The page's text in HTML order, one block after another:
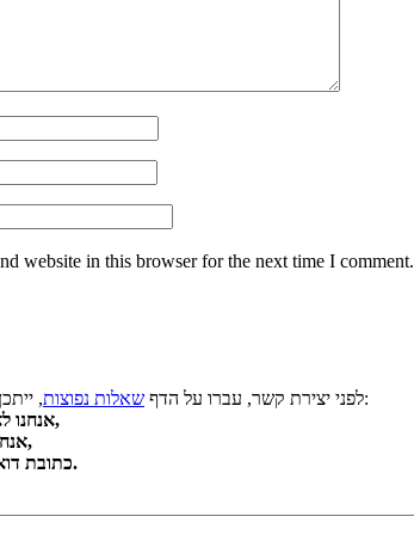
website in this browser for the next time I comment.
לפני יצירת קשר, עברו על הדף שאלות נפוצות
, ייתכן וכבר ענינו לשאלתכם. למשל:
אנחנו לא קונים ולא מוכרים תקליטים,
אנחנו עונים לפניות בדוא"ל בלבד,
כתובת דוא"ל ומספר טלפון לא יפורסמו.